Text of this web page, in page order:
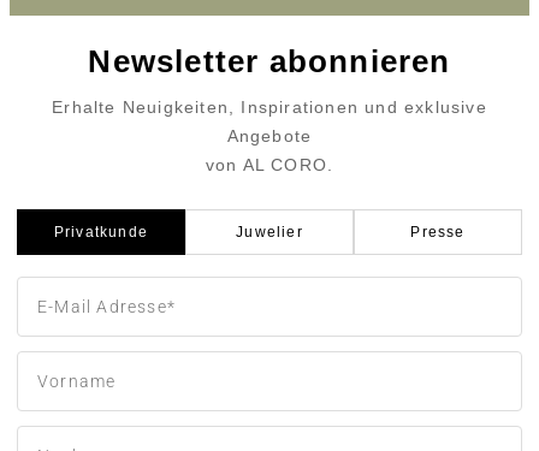
Newsletter abonnieren
Erhalte Neuigkeiten, Inspirationen und exklusive
Angebote
von AL CORO.
Privatkunde Juwelier Presse